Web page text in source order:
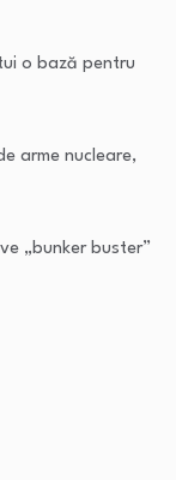
o bază pentru
arme nucleare,
„bunker buster”